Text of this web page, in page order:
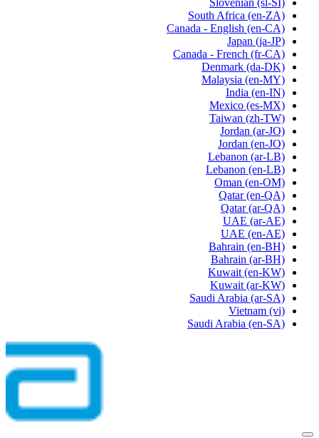
Slovenian (sl-SI)
South Africa (en-ZA)
Canada - English (en-CA)
Japan (ja-JP)
Canada - French (fr-CA)
Denmark (da-DK)
Malaysia (en-MY)
India (en-IN)
Mexico (es-MX)
Taiwan (zh-TW)
Jordan (ar-JO)
Jordan (en-JO)
Lebanon (ar-LB)
Lebanon (en-LB)
Oman (en-OM)
Qatar (en-QA)
Qatar (ar-QA)
UAE (ar-AE)
UAE (en-AE)
Bahrain (en-BH)
Bahrain (ar-BH)
Kuwait (en-KW)
Kuwait (ar-KW)
Saudi Arabia (ar-SA)
Vietnam (vi)
Saudi Arabia (en-SA)